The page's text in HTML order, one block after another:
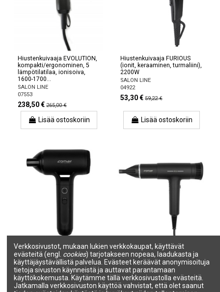
Hiustenkuivaaja EVOLUTION,
kompakti/ergonominen, 5
lämpötilatilaa, ionisoiva,
1600-1700...
SALON LINE
07553
238,50 € 265,00 €
Lisää ostoskoriin
Hiustenkuivaaja FURIOUS
(ionit, keraaminen, turmaliini),
2200W
SALON LINE
04922
53,30 € 59,22 €
Lisää ostoskoriin
Hiustenkuivaaja HT Compact
T, tehokas - mukava
SALON LINE
Tuotetta ei ole varastossa
Hiustenkuivaaja HT T Power
ammattikäyttöön, 2200W
SALON LINE
Verkkosivustot, mukaan lukien verkkokaupat, käyttävät
evästeitä (engl. cookies) tarjotakseen nopeaa, laadukasta ja
käyttäjäystävällistä palvelua. Evästeet keräävät anonymisoituja
tietoja sivuston käynneistä ja auttavat parantamaan
käyttökokemusta. Käytämme tällä verkkosivustolla evästeitä.
Jatkamalla verkkosivuston käyttöä vahvistat, että olet saanut